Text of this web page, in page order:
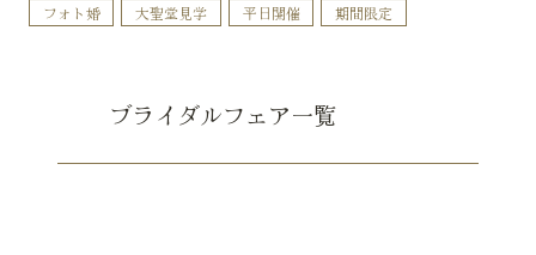
フォト婚 大聖堂見学 平日開催 期間限定
ブライダルフェア一覧